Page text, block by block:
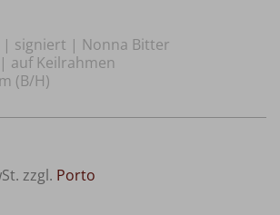
| signiert | Nonna Bitter
auf Keilrahmen
(B/H)
zzgl. Porto